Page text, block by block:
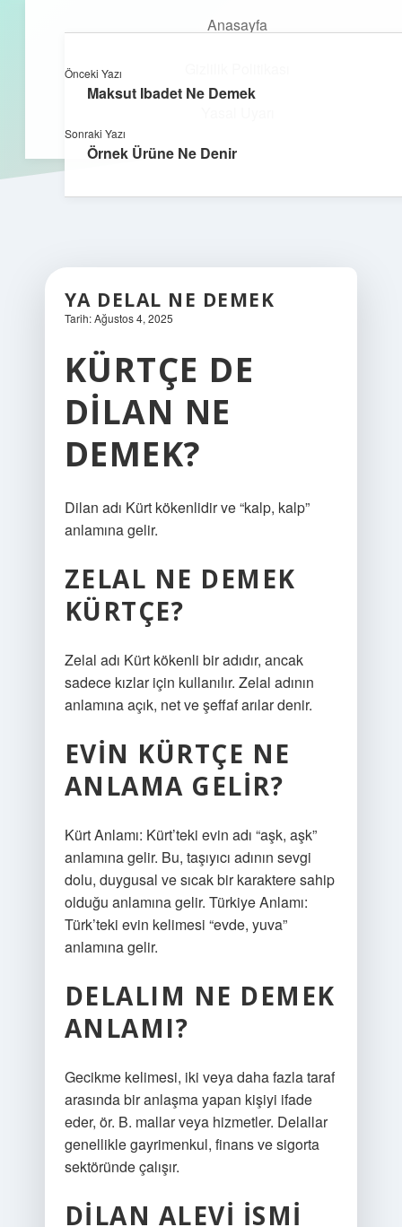
Anasayfa
aç
YA DELAL NE DEMEK
Tarih: Ağustos 4, 2025
KÜRTÇE DE
DILAN NE
DEMEK?
Dilan adı Kürt kökenlidir ve “kalp, kalp”
anlamına gelir.
ZELAL NE DEMEK
KÜRTÇE?
Zelal adı Kürt kökenli bir adıdır, ancak
sadece kızlar için kullanılır. Zelal adının
anlamına açık, net ve şeffaf arılar denir.
EVIN KÜRTÇE NE
ANLAMA GELIR?
Kürt Anlamı: Kürt’teki evin adı “aşk, aşk”
anlamına gelir. Bu, taşıyıcı adının sevgi
dolu, duygusal ve sıcak bir karaktere sahip
olduğu anlamına gelir. Türkiye Anlamı:
Türk’teki evin kelimesi “evde, yuva”
anlamına gelir.
DELALIM NE DEMEK
ANLAMI?
Gecikme kelimesi, iki veya daha fazla taraf
arasında bir anlaşma yapan kişiyi ifade
eder, ör. B. mallar veya hizmetler. Delallar
genellikle gayrimenkul, finans ve sigorta
sektöründe çalışır.
DILAN ALEVI ISMI
Önceki Yazı
Maksut Ibadet Ne Demek
Sonraki Yazı
Örnek Ürüne Ne Denir